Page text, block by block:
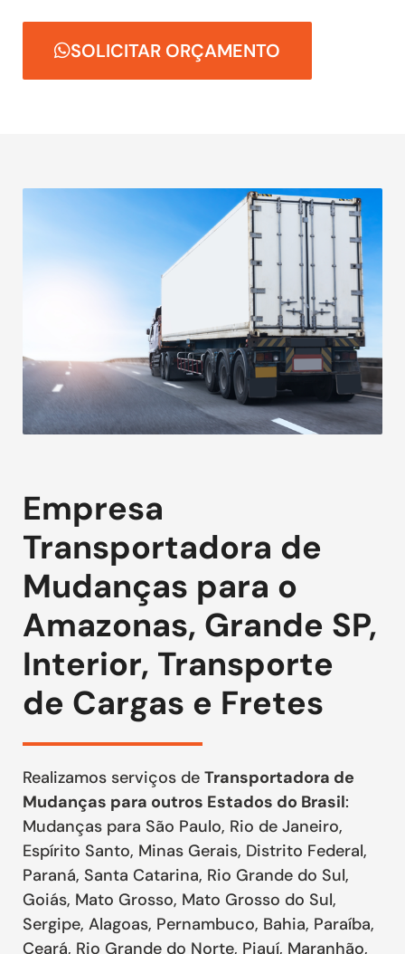
SOLICITAR ORÇAMENTO
Empresa
Transportadora de
Mudanças para o
Amazonas, Grande SP,
Interior, Transporte
de Cargas e Fretes
Realizamos serviços de Transportadora de
Mudanças para outros Estados do Brasil:
Mudanças para São Paulo, Rio de Janeiro,
Espírito Santo, Minas Gerais, Distrito Federal,
Paraná, Santa Catarina, Rio Grande do Sul,
Goiás, Mato Grosso, Mato Grosso do Sul,
Sergipe, Alagoas, Pernambuco, Bahia, Paraíba,
Ceará, Rio Grande do Norte, Piauí, Maranhão,